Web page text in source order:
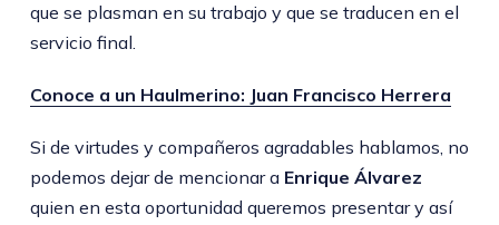
que se plasman en su trabajo y que se traducen en el
servicio final.
Conoce a un Haulmerino: Juan Francisco Herrera
Si de virtudes y compañeros agradables hablamos, no
podemos dejar de mencionar a Enrique Álvarez
quien en esta oportunidad queremos presentar y así